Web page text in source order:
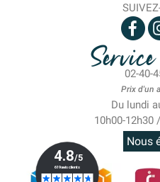
02-40-
Prix d'un
Du lundi
10h00-12h30
Nous